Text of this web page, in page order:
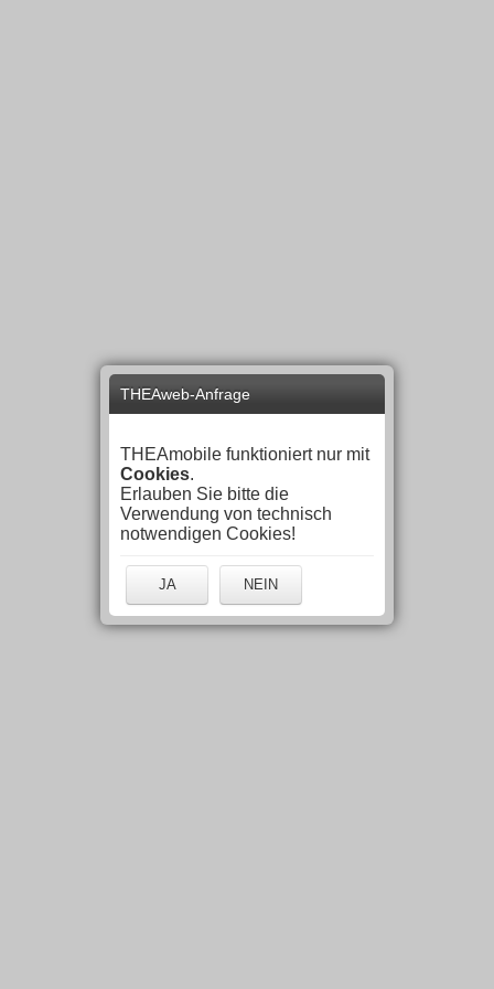
THEAweb-Anfrage
THEAmobile funktioniert nur mit
Cookies.
Erlauben Sie bitte die
Verwendung von technisch
notwendigen Cookies!
JA NEIN